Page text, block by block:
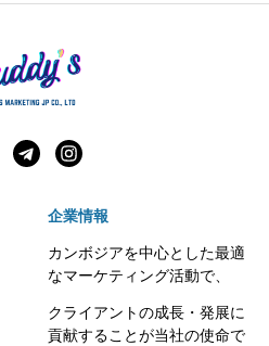
企業情報
カンボジアを中心とした最適
なマーケティング活動で、
クライアントの成長・発展に
貢献することが当社の使命で